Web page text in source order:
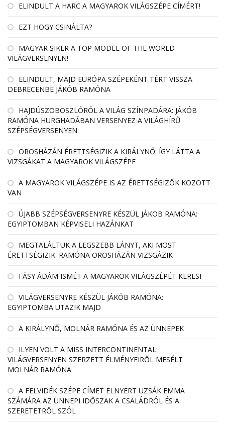
ELINDULT A HARC A MAGYAROK VILÁGSZÉPE CÍMÉRT!
EZT HOGY CSINÁLTA?
MAGYAR SIKER A TOP MODEL OF THE WORLD
VILÁGVERSENYEN!
ELINDULT, MAJD EURÓPA SZÉPEKÉNT TÉRT VISSZA
DEBRECENBE JÁKÓB RAMÓNA
HAJDÚSZOBOSZLÓRÓL A VILÁG SZÍNPADÁRA: JÁKÓB
RAMÓNA HURGHADÁBAN VERSENYEZ A VILÁGHÍRŰ
SZÉPSÉGVERSENYEN
OROSHÁZÁN ÉRETTSÉGIZIK A KIRÁLYNŐ: ÍGY LÁTTA A
VIZSGÁKAT A MAGYAROK VILÁGSZÉPE
A MAGYAROK VILÁGSZÉPE IS AZ ÉRETTSÉGIZŐK KÖZÖTT
VAN
ÚJABB SZÉPSÉGVERSENYRE KÉSZÜL JÁKOB RAMÓNA:
EGYIPTOMBAN KÉPVISELI HAZÁNKAT
MEGTALÁLTUK A LEGSZEBB LÁNYT, AKI MOST
ÉRETTSÉGIZIK: RAMÓNA OROSHÁZÁN VIZSGÁZIK
FÁSY ÁDÁM ISMÉT A MAGYAROK VILÁGSZÉPÉT KERESI
VILÁGVERSENYRE KÉSZÜL JÁKÓB RAMÓNA:
EGYIPTOMBA UTAZIK MAJD
A KIRÁLYNŐ, MOLNÁR RAMÓNA ÉS AZ ÜNNEPEK
ILYEN VOLT A MISS INTERCONTINENTAL:
VILÁGVERSENYEN SZERZETT ÉLMÉNYEIRŐL MESÉLT
MOLNÁR RAMÓNA
A FELVIDÉK SZÉPE CÍMET ELNYERT UZSÁK EMMA
SZÁMÁRA AZ ÜNNEPI IDŐSZAK A CSALÁDRÓL ÉS A
SZERETETRŐL SZÓL